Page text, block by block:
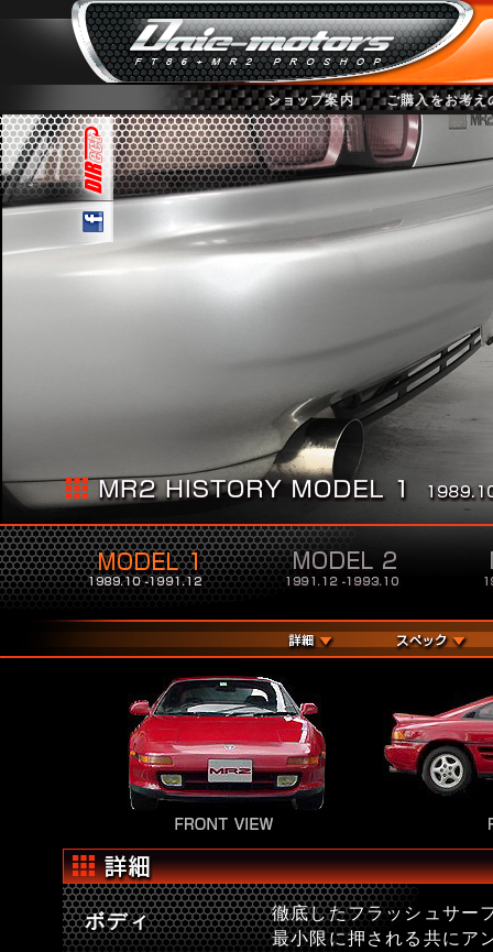
ショップ案内 ご購入をお考え
ボディ
徹底したフラッシュサー
最小限に押される共にア